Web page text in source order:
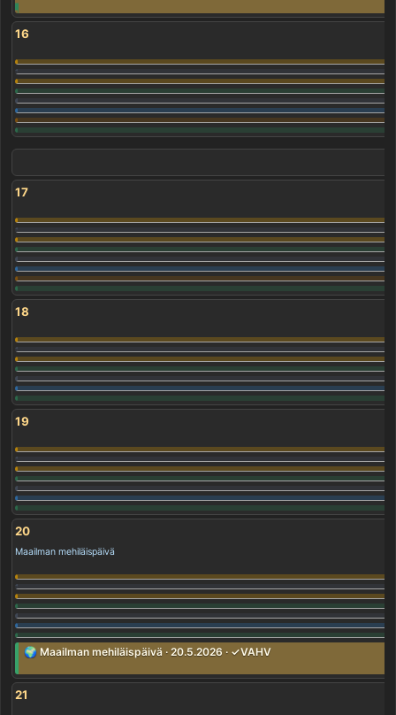
16
17
18
19
20
Maailman mehiläispäivä
🌍 Maailman mehiläispäivä · 20.5.2026 · ✓VAHV
21